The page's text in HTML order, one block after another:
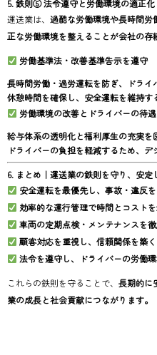
5. 鉄則⑤ 法令遵守と労働環境の適正化
運送業は、 過酷な労働環境や長時間労
正な労働環境を整えることが会社の存
労働基準法・改善基準告示を遵守
長時間労働・過労運転を防ぎ、ドライ
休憩時間を確保し、安全運転を維持す
労働環境の改善とドライバーの待
給与体系の透明化と福利厚生の充実を
ドライバーの負担を軽減するため、
6. まとめ｜運送業の鉄則を守り、安定
安全運転を最優先し、事故・違反
効率的な運行管理で時間とコスト
車両の定期点検・メンテナンスを
顧客対応を重視し、信頼関係を築く
法令を遵守し、ドライバーの労働
これらの鉄則を守ることで、 長期的に
業の成長と社会貢献につながります。